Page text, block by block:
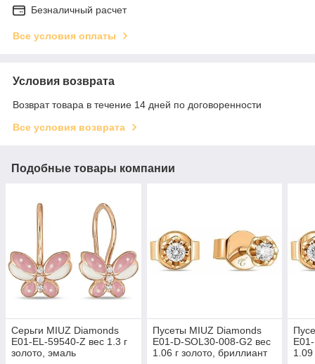
Безналичный расчет
Все условия оплаты
Условия возврата
Возврат товара в течение 14 дней по договоренности
Все условия возврата
Подобные товары компании
Серьги MIUZ Diamonds
E01-EL-59540-Z вес 1.3 г
золото, эмаль
Пусеты MIUZ Diamonds
E01-D-SOL30-008-G2 вес
1.06 г золото, бриллиант
1.09